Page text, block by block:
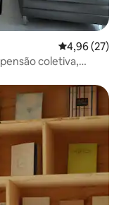
4,96 de uma
4,96 (27)
coletiva,